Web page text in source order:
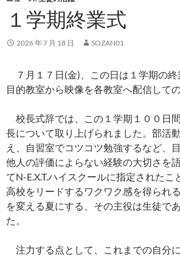
１学期終業式
2026 年 7 月 18 日 SOZAN01
７月１７日(金)、この日は１学期の終
目的教室から映像を各教室へ配信して
校長式辞では、この１学期１００日
長について取り上げられました。部活
え、自習室でコツコツ勉強するなど、
他人の評価によらない経験の大切さを
てN-E.X.T.ハイスクールに指定された
高校をリードするワクワク感を得られ
を変える夏にする、その主役は生徒で
た。
注力する点として、これまでの自分